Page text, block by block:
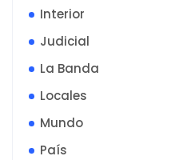
Interior
Judicial
La Banda
Locales
Mundo
País